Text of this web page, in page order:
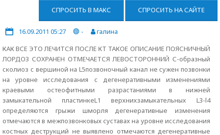
СПРОСИТЬ В МАКС СПРОСИТЬ НА САЙТЕ
16.09.2011 05:27 -
галина
КАК ВСЕ ЭТО ЛЕЧИТСЯ ПОСЛЕ КТ ТАКОЕ ОПИСАНИЕ ПОЯСНИЧНЫЙ
ЛОРДОЗ СОХРАНЕН ОТМЕЧАЕТСЯ ЛЕВОСТОРОННИЙ С-образный
сколиоз с вершиной на L5позвоночный канал не сужен позвонки
на уровне исследования с дегенеративными изменениями
краевыми остеофитными разрастаниями в нижней
замыкательной пластинкеL1 верхнихзамыкательных L3-l4
определяются грыжи шморля дегенеративные изменения
отмечаются в межпозвонковых суставах на уровне исследования
костных деструкций не выявлено отмечаются дегенеративные